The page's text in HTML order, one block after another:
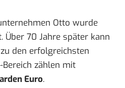
Otto wurde
Über 70 Jahre später kann
den erfolgreichsten
zählen mit
Euro.